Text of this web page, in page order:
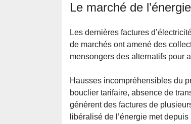
Le marché de
Les dernières factures
de marchés ont amené des
mensongers des alternatifs pour
Hausses incompréhensibles du
bouclier tarifaire, absence de
génèrent des factures de
libéralisé de l’énergie met